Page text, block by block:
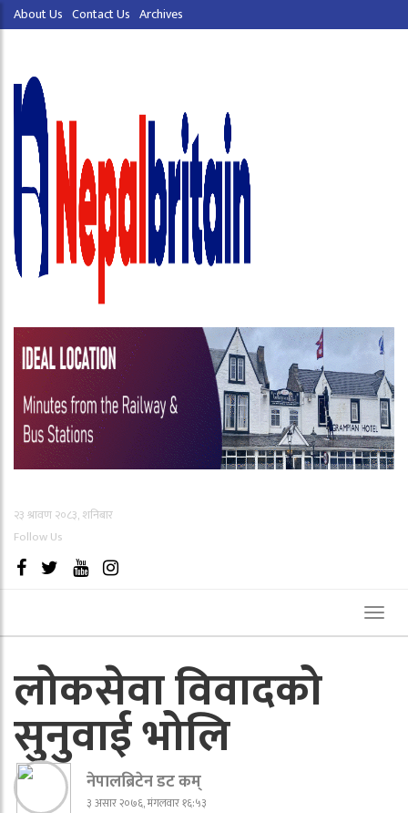
About Us Contact Us Archives
२३ श्रावण २०८३, शनिबार
Follow Us
लोकसेवा विवादको
सुनुवाई भोलि
नेपालब्रिटेन डट कम्
३ असार २०७६, मंगलवार १६:५३